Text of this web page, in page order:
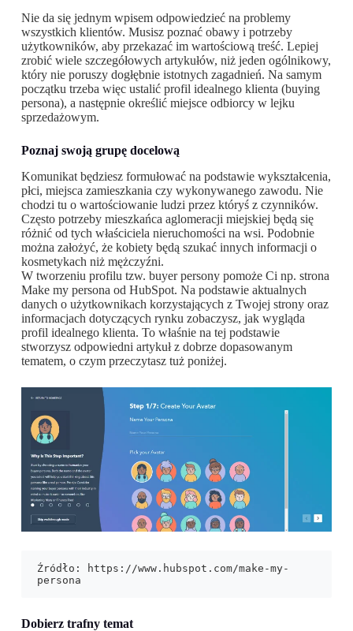
Nie da się jednym wpisem odpowiedzieć na problemy
wszystkich klientów. Musisz poznać obawy i potrzeby
użytkowników, aby przekazać im wartościową treść. Lepiej
zrobić wiele szczegółowych artykułów, niż jeden ogólnikowy,
który nie poruszy dogłębnie istotnych zagadnień. Na samym
początku trzeba więc ustalić profil idealnego klienta (buying
persona), a następnie określić miejsce odbiorcy w lejku
sprzedażowym.
Poznaj swoją grupę docelową
Komunikat będziesz formułować na podstawie wykształcenia,
płci, miejsca zamieszkania czy wykonywanego zawodu. Nie
chodzi tu o wartościowanie ludzi przez któryś z czynników.
Często potrzeby mieszkańca aglomeracji miejskiej będą się
różnić od tych właściciela nieruchomości na wsi. Podobnie
można założyć, że kobiety będą szukać innych informacji o
kosmetykach niż mężczyźni.
W tworzeniu profilu tzw. buyer persony pomoże Ci np. strona
Make my persona od HubSpot. Na podstawie aktualnych
danych o użytkownikach korzystających z Twojej strony oraz
informacjach dotyczących rynku zobaczysz, jak wygląda
profil idealnego klienta. To właśnie na tej podstawie
stworzysz odpowiedni artykuł z dobrze dopasowanym
tematem, o czym przeczytasz tuż poniżej.
Źródło: https://www.hubspot.com/make-my-
persona
Dobierz trafny temat